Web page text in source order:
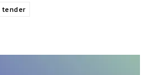
tender